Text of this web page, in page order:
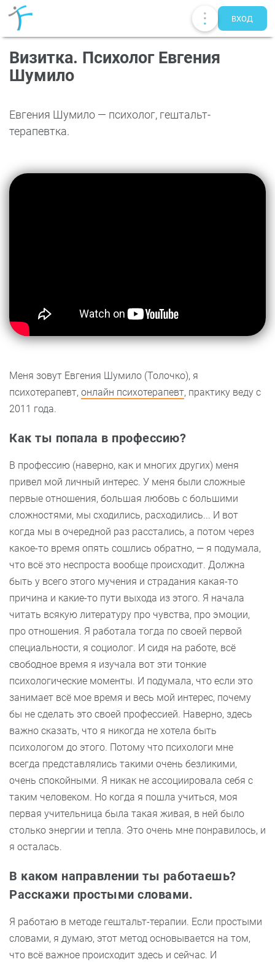
ВХОД
Визитка. Психолог Евгения
Шумило
Евгения Шумило — психолог, гештальт-
терапевтка.
Меня зовут Евгения Шумило (Толочко), я
психотерапевт, онлайн психотерапевт, практику веду с
2011 года.
Как ты попала в профессию?
В профессию (наверно, как и многих других) меня
привел мой личный интерес. У меня были сложные
первые отношения, большая любовь с большими
сложностями, мы сходились, расходились... И вот
когда мы в очередной раз расстались, а потом через
какое-то время опять сошлись обратно, — я подумала,
что всё это неспроста вообще происходит. Должна
быть у всего этого мучения и страдания какая-то
причина и какие-то пути выхода из этого. Я начала
читать всякую литературу про чувства, про эмоции,
про отношения. Я работала тогда по своей первой
специальности, я социолог. И сидя на работе, всё
свободное время я изучала вот эти тонкие
психологические моменты. И подумала, что если это
занимает всё мое время и весь мой интерес, почему
бы не сделать это своей профессией. Наверно, здесь
важно сказать, что я никогда не хотела быть
психологом до этого. Потому что психологи мне
всегда представлялись такими очень безликими,
очень спокойными. Я никак не ассоциировала себя с
таким человеком. Но когда я пошла учиться, моя
первая учительница была такая живая, в ней было
столько энергии и тепла. Это очень мне понравилось, и
я осталась.
В каком направлении ты работаешь?
Расскажи простыми словами.
Я работаю в методе гештальт-терапии. Если простыми
словами, я думаю, этот метод основывается на том,
что всё важное происходит здесь и сейчас. И